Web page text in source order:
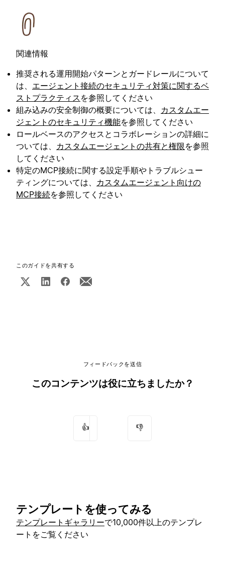
関連情報
推奨される運用開始パターンとガードレールについて
は、 エージェント接続のセキュリティ対策に関するベ
ストプラクティス を参照してください
組み込みの安全制御の概要については、 カスタムエー
ジェントのセキュリティ機能を参照してください
ロールベースのアクセスとコラボレーションの詳細に
ついては、 カスタムエージェントの共有と権限を参照
してください
特定のMCP接続に関する設定手順やトラブルシュー
ティングについては、 カスタムエージェント向けの
MCP接続を参照してください
このガイドを共有する
フィードバックを送信
このコンテンツは役に立ちましたか？
👍 👎
テンプレートを使ってみる
テンプレートギャラリーで10,000件以上のテンプレ
ートをご覧ください